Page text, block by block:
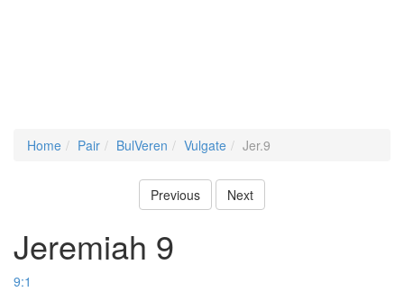
Home Pair BulVeren Vulgate Jer.9
Previous Next
Jeremiah 9
9:1